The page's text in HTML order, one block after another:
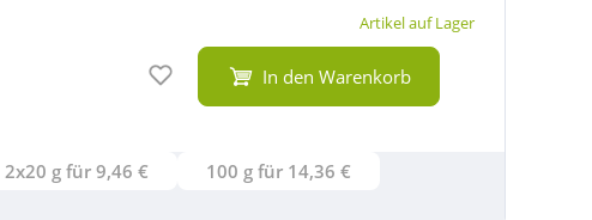
Artikel auf Lager
Auf den Merkzettel
In den Warenkorb
2x20 g für 9,46 €
100 g für 14,36 €